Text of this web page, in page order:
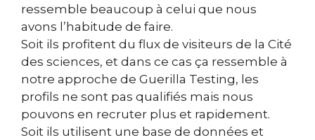
ressemble beaucoup à celui que nous
avons l’habitude de faire.
Soit ils profitent du flux de visiteurs de la Cité
des sciences, et dans ce cas ça ressemble à
notre approche de Guerilla Testing, les
profils ne sont pas qualifiés mais nous
pouvons en recruter plus et rapidement.
Soit ils utilisent une base de données et